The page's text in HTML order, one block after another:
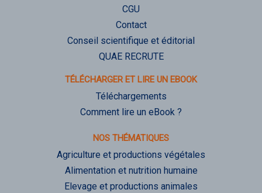
CGU
Contact
Conseil scientifique et éditorial
QUAE RECRUTE
TÉLÉCHARGER ET LIRE UN EBOOK
Téléchargements
Comment lire un eBook ?
NOS THÉMATIQUES
Agriculture et productions végétales
Alimentation et nutrition humaine
Elevage et productions animales